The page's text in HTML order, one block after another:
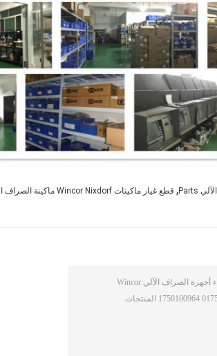
, قطع غيار ماكينات Wincor Nixdorf ماكينة الصراف الآلي